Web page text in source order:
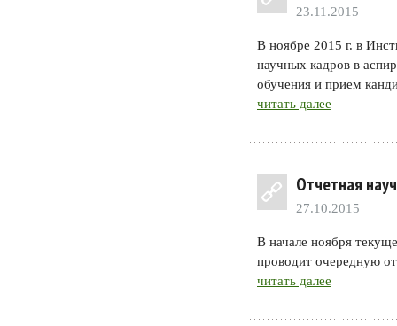
23.11.2015
В ноябре 2015 г. в
научных кадров в
обучения и прием
читать далее
Отчетная
27.10.2015
В начале ноября
проводит очередную
читать далее